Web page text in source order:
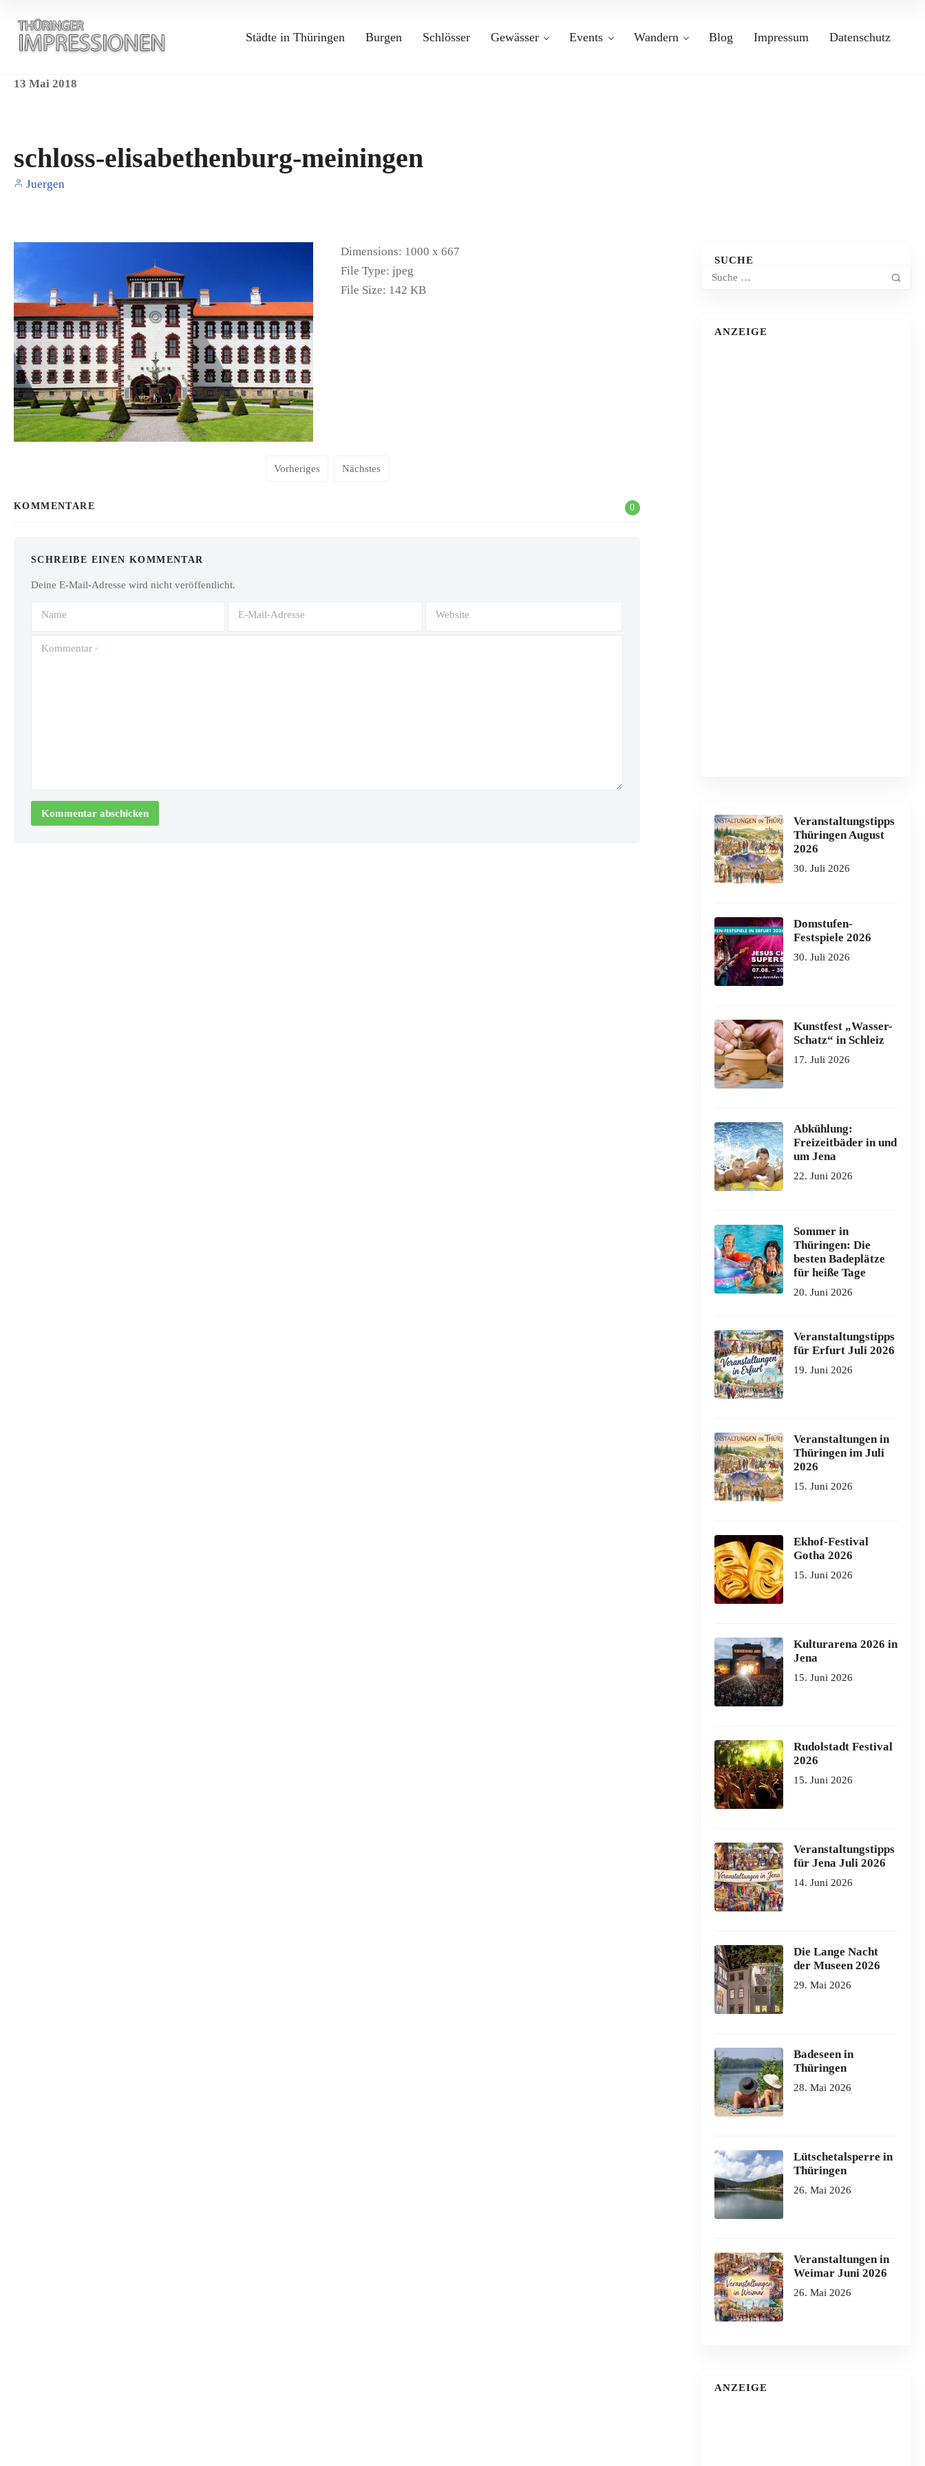
Städte in Thüringen Burgen Schlösser Gewässer Events Wandern Blog Impressum Datenschutz
13 Mai 2018
schloss-elisabethenburg-meiningen
Juergen
Dimensions: 1000 x 667
File Type: jpeg
File Size: 142 KB
Vorheriges Nächstes
KOMMENTARE 0
SCHREIBE EINEN KOMMENTAR
Deine E-Mail-Adresse wird nicht veröffentlicht.
Name E-Mail-Adresse Website
Kommentar *
SUCHE
ANZEIGE
Veranstaltungstipps
Thüringen August
2026
30. Juli 2026
Domstufen-
Festspiele 2026
30. Juli 2026
Kunstfest „Wasser-
Schatz“ in Schleiz
17. Juli 2026
Abkühlung:
Freizeitbäder in und
um Jena
22. Juni 2026
Sommer in
Thüringen: Die
besten Badeplätze
für heiße Tage
20. Juni 2026
Veranstaltungstipps
für Erfurt Juli 2026
19. Juni 2026
Veranstaltungen in
Thüringen im Juli
2026
15. Juni 2026
Ekhof-Festival
Gotha 2026
15. Juni 2026
Kulturarena 2026 in
Jena
15. Juni 2026
Rudolstadt Festival
2026
15. Juni 2026
Veranstaltungstipps
für Jena Juli 2026
14. Juni 2026
Die Lange Nacht
der Museen 2026
29. Mai 2026
Badeseen in
Thüringen
28. Mai 2026
Lütschetalsperre in
Thüringen
26. Mai 2026
Veranstaltungen in
Weimar Juni 2026
26. Mai 2026
ANZEIGE